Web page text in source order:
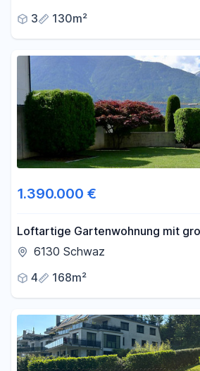
3
130m²
1.390.000 €
Loftartige Gartenwohnung mit
in unverbaubarer Bestlage
6130 Schwaz
4
168m²